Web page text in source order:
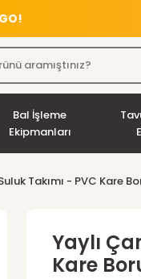
Bal İşleme
Ekipmanları
Takımı - PVC Kare
Yaylı
Kare